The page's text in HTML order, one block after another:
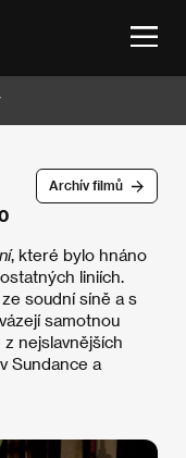
Archív filmů
, které bylo hnáno
liniích.
soudní síně a s
samotnou
nejslavnějších
Sundance a